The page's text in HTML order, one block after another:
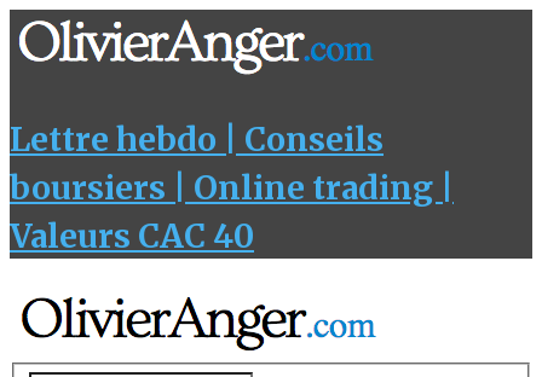
Lettre hebdo | Conseils
boursiers | Online trading |
Valeurs CAC 40